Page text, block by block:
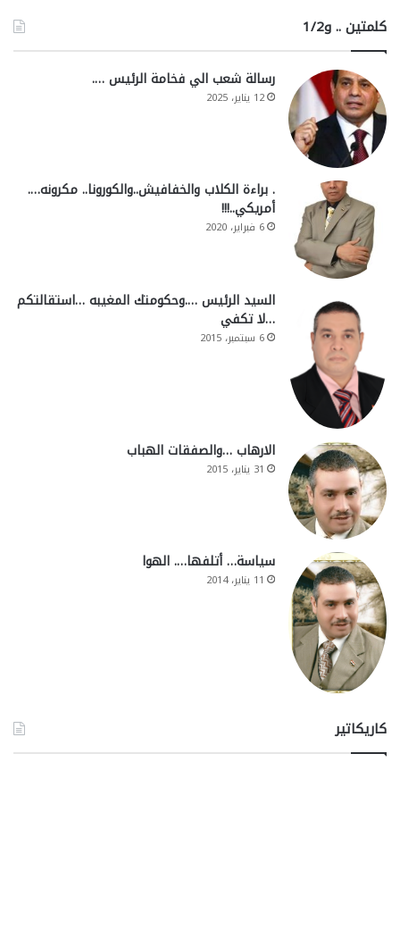
كلمتين .. و1/2
رسالة شعب الي فخامة الرئيس ….
12 يناير، 2025
. براءة الكلاب والخفافيش..والكورونا.. مكرونه….
أمريكي..!!!
6 فبراير، 2020
السيد الرئيس ….وحكومتك المغيبه …استقالتكم
…لا تكفي
6 سبتمبر، 2015
الارهاب …والصفقات الهباب
31 يناير، 2015
سياسة… أتلفها…. الهوا
11 يناير، 2014
كاريكاتير